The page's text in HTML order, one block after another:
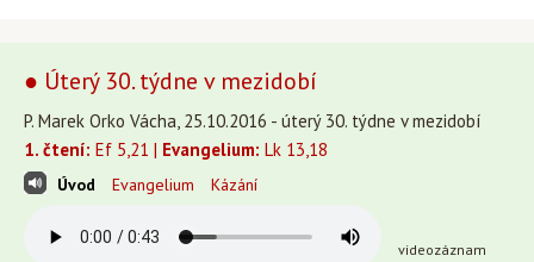
● Úterý 30. týdne v mezidobí
P. Marek Orko Vácha, 25.10.2016 - úterý 30. týdne v mezidobí
1. čtení: Ef 5,21 | Evangelium: Lk 13,18
Úvod Evangelium Kázání
videozáznam